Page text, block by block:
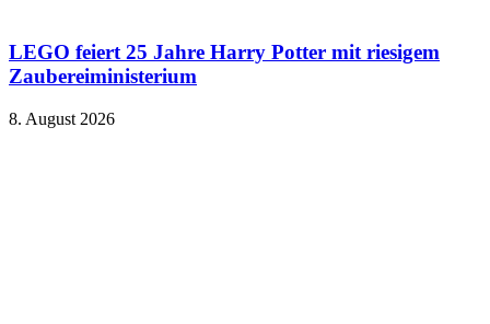
LEGO feiert 25 Jahre Harry Potter mit riesigem
Zaubereiministerium
8. August 2026